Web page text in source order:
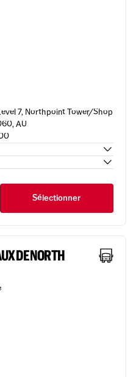
7, Northpoint Tower/Shop
AU
Sélectionner
DE NORTH